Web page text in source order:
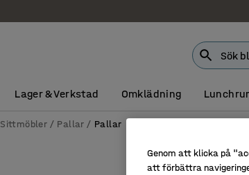
Lager & Verkstad Omklädning
Sittmöbler Pallar Pallar
Genom att klicka på
att förbättra